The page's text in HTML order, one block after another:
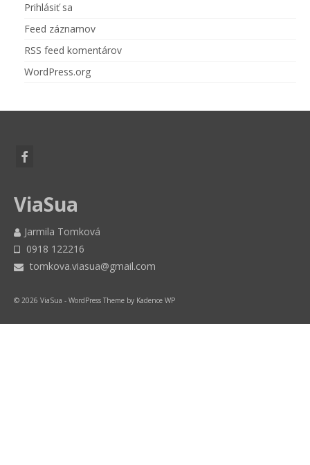
Prihlásiť sa
Feed záznamov
RSS feed komentárov
WordPress.org
ViaSua
Jarmila Tomková
0918 122216
tomkova.viasua@gmail.com
© 2026 ViaSua - WordPress Theme by Kadence WP